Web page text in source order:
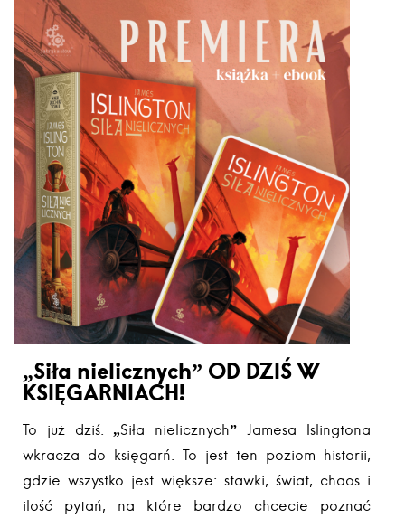
„Siła nielicznych” OD DZIŚ W
KSIĘGARNIACH!
To już dziś. „Siła nielicznych” Jamesa Islingtona
wkracza do księgarń. To jest ten poziom historii,
gdzie wszystko jest większe: stawki, świat, chaos i
ilość pytań, na które bardzo chcecie poznać